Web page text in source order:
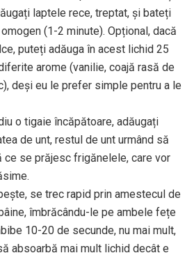
laptele rece, treptat, și bateți
(1-2 minute). Opțional, dacă
puteți adăuga în acest lichid 25
arome (vanilie, coajă rasă de
deși eu le prefer simple pentru a le
o tigaie încăpătoare, adăugați
de unt, restul de unt urmând să
ce se prăjesc frigănelele, care vor
se trec rapid prin amestecul de
îmbrăcându-le pe ambele fețe
10-20 de secunde, nu mai mult,
absoarbă mai mult lichid decât e